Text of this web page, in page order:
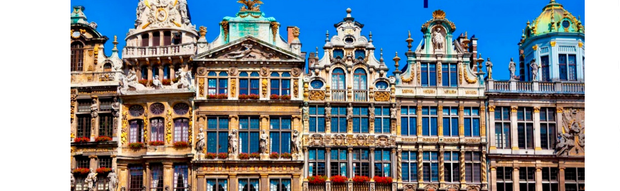
Support for LYMEC and ALDE
party
SECGEN,4 MAR ’25
YDE fully supports
President Zelensky
and the Ukrainian
heroes
SECGEN,1 MAR ’25
SECGEN 19 JUN ’26
Bentornata a casa, Pina Picierno
SECGEN,8 JUN ’26
Welcome home, Pina Picierno
SECGEN,8 JUN ’26